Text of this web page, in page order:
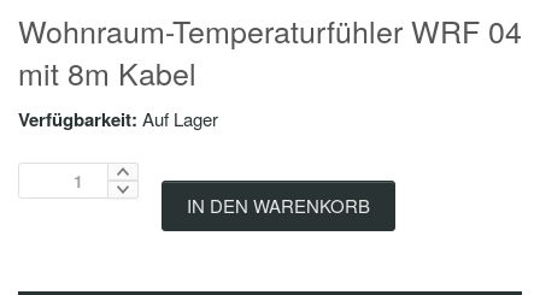
Wohnraum-Temperaturfühler WRF 04
mit 8m Kabel
Verfügbarkeit: Auf Lager
IN DEN WARENKORB